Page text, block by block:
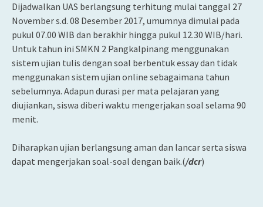
Dijadwalkan UAS berlangsung terhitung mulai tanggal 27
November s.d. 08 Desember 2017, umumnya dimulai pada
pukul 07.00 WIB dan berakhir hingga pukul 12.30 WIB/hari.
Untuk tahun ini SMKN 2 Pangkalpinang menggunakan
sistem ujian tulis dengan soal berbentuk essay dan tidak
menggunakan sistem ujian online sebagaimana tahun
sebelumnya. Adapun durasi per mata pelajaran yang
diujiankan, siswa diberi waktu mengerjakan soal selama 90
menit.
Diharapkan ujian berlangsung aman dan lancar serta siswa
dapat mengerjakan soal-soal dengan baik.(/dcr)